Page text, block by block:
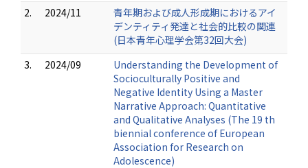
2.
2024/11
青年期および成人形成期におけるアイ
デンティティ発達と社会的比較の関連
(日本青年心理学会第32回大会)
3.
2024/09
Understanding the Development of
Socioculturally Positive and
Negative Identity Using a Master
Narrative Approach: Quantitative
and Qualitative Analyses (The 19 th
biennial conference of European
Association for Research on
Adolescence)